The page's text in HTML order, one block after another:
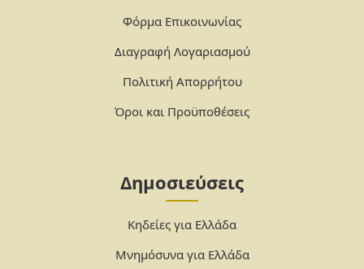
Φόρμα Επικοινωνίας
Διαγραφή Λογαριασμού
Πολιτική Απορρήτου
Όροι και Προϋποθέσεις
Δημοσιεύσεις
Κηδείες για Ελλάδα
Μνημόσυνα για Ελλάδα